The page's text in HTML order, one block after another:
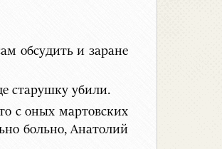
обсудить и заране
старушку убили.
с оных мартовских
больно, Анатолий